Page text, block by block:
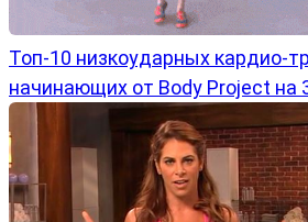
Топ-10 низкоударных кардио-
начинающих от Body Project на